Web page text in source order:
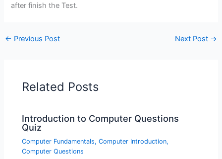
after finish the Test.
← Previous Post Next Post →
Related Posts
Introduction to Computer Questions
Quiz
Computer Fundamentals,Computer Introduction,
Computer Questions